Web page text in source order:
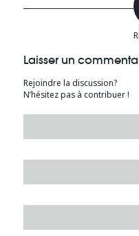
Laisser un
Rejoindre la discussion?
N’hésitez pas à contribuer !